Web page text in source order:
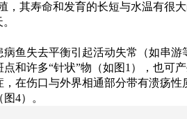
其寿命和发育的长短与水温有很
鱼失去平衡引起活动失常（如串
和许多“针状”物（如图1），也可产
在伤口与外界相通部分带有溃疡
图4）。